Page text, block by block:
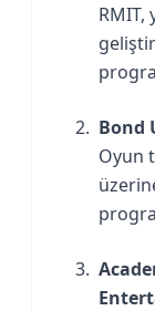
RMIT,
Bond
Oyun